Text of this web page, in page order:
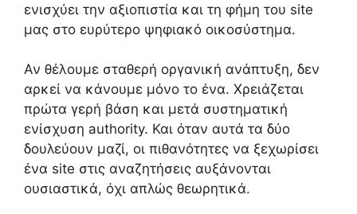
ενισχύει την αξιοπιστία και τη φήμη του site
μας στο ευρύτερο ψηφιακό οικοσύστημα.
Αν θέλουμε σταθερή οργανική ανάπτυξη, δεν
αρκεί να κάνουμε μόνο το ένα. Χρειάζεται
πρώτα γερή βάση και μετά συστηματική
ενίσχυση authority. Και όταν αυτά τα δύο
δουλεύουν μαζί, οι πιθανότητες να ξεχωρίσει
ένα site στις αναζητήσεις αυξάνονται
ουσιαστικά, όχι απλώς θεωρητικά.